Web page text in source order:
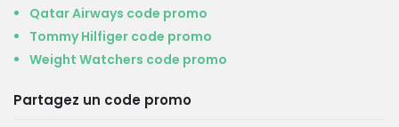
Qatar Airways code promo
Tommy Hilfiger code promo
Weight Watchers code promo
Partagez un code promo